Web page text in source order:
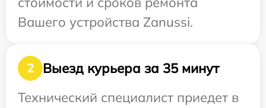
Вашего устройства Zanussi.
2
Выезд курьера за 35 минут
Технический специалист приедет в